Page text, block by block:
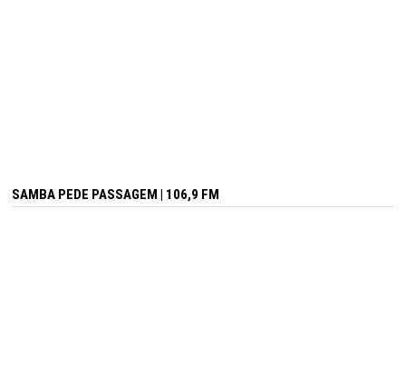
SAMBA PEDE PASSAGEM | 106,9 FM